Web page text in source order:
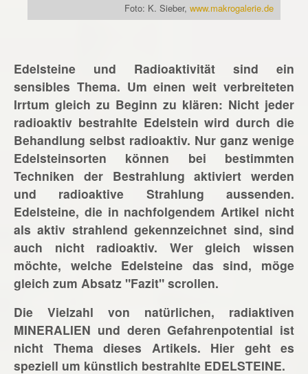
Foto: K. Sieber, www.makrogalerie.de
Edelsteine und Radioaktivität sind ein
sensibles Thema. Um einen weit verbreiteten
Irrtum gleich zu Beginn zu klären: Nicht jeder
radioaktiv bestrahlte Edelstein wird durch die
Behandlung selbst radioaktiv. Nur ganz wenige
Edelsteinsorten können bei bestimmten
Techniken der Bestrahlung aktiviert werden
und radioaktive Strahlung aussenden.
Edelsteine, die in nachfolgendem Artikel nicht
als aktiv strahlend gekennzeichnet sind, sind
auch nicht radioaktiv. Wer gleich wissen
möchte, welche Edelsteine das sind, möge
gleich zum Absatz "Fazit" scrollen.
Die Vielzahl von natürlichen, radiaktiven
MINERALIEN und deren Gefahrenpotential ist
nicht Thema dieses Artikels. Hier geht es
speziell um künstlich bestrahlte EDELSTEINE.